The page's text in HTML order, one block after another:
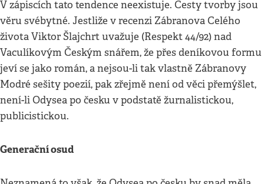
V zápiscích tato tendence neexistuje. Cesty tvorby jsou
věru svébytné. Jestliže v recenzi Zábranova Celého
života Viktor Šlajchrt uvažuje (Respekt 44/92) nad
Vaculíkovým Českým snářem, že přes deníkovou formu
jeví se jako román, a nejsou-li tak vlastně Zábranovy
Modré sešity poezií, pak zřejmě není od věci přemýšlet,
není-li Odysea po česku v podstatě žurnalistickou,
publicistickou.
Generační osud